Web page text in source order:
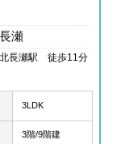
瀬
長瀬駅 徒歩11分
3LDK
3階/9階建